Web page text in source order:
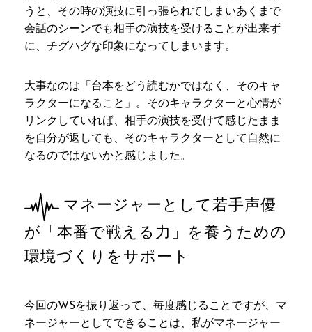
うと、その時の演技に引っ張られてしまいあくまで
会話のシーンでも相手の演技を受けることが出来ず
に、チグハグな印象になってしまいます。
大事なのは「台本をどう読むかではなく、そのキャ
ラクターになること」。そのキャラクターと心情が
リンクしていれば、相手の演技を受けて感じたまま
を自分が返しても、そのキャラクターとして自然に
なるのではないかと感じました。
マネージャーとして若手声優
が「本番で戦える力」を養うための
環境づくりをサポート
今回のWSを振り返って、毎度感じることですが、マ
ネージャーとしてできることは、私がマネージャー